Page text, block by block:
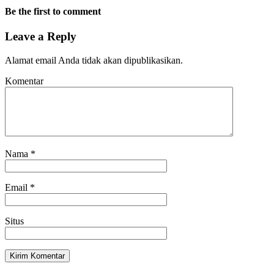
Be the first to comment
Leave a Reply
Alamat email Anda tidak akan dipublikasikan.
Komentar
Nama *
Email *
Situs